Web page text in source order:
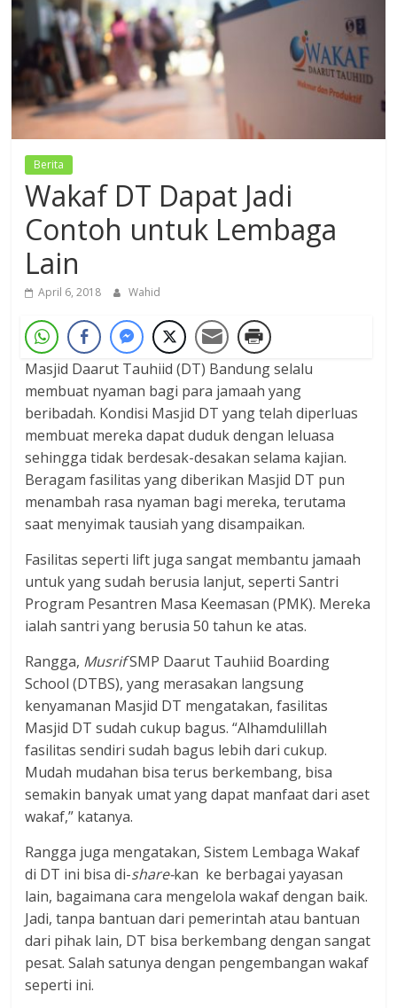
Dzikir,
Fikir,
Ikhtiar
Berita
Wakaf DT Dapat Jadi
Contoh untuk Lembaga
Lain
April 6, 2018 Wahid
Masjid Daarut Tauhiid (DT) Bandung selalu
membuat nyaman bagi para jamaah yang
beribadah. Kondisi Masjid DT yang telah diperluas
membuat mereka dapat duduk dengan leluasa
sehingga tidak berdesak-desakan selama kajian.
Beragam fasilitas yang diberikan Masjid DT pun
menambah rasa nyaman bagi mereka, terutama
saat menyimak tausiah yang disampaikan.
Fasilitas seperti lift juga sangat membantu jamaah
untuk yang sudah berusia lanjut, seperti Santri
Program Pesantren Masa Keemasan (PMK). Mereka
ialah santri yang berusia 50 tahun ke atas.
Rangga, MusrifSMP Daarut Tauhiid Boarding
School (DTBS), yang merasakan langsung
kenyamanan Masjid DT mengatakan, fasilitas
Masjid DT sudah cukup bagus. “Alhamdulillah
fasilitas sendiri sudah bagus lebih dari cukup.
Mudah mudahan bisa terus berkembang, bisa
semakin banyak umat yang dapat manfaat dari aset
wakaf,” katanya.
Rangga juga mengatakan, Sistem Lembaga Wakaf
di DT ini bisa di-share-kan ke berbagai yayasan
lain, bagaimana cara mengelola wakaf dengan baik.
Jadi, tanpa bantuan dari pemerintah atau bantuan
dari pihak lain, DT bisa berkembang dengan sangat
pesat. Salah satunya dengan pengembangan wakaf
seperti ini.